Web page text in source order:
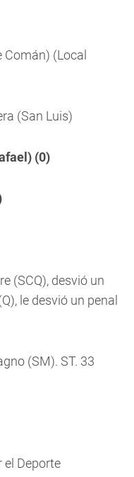
Comán) (Local
(San Luis)
(0)
(SCQ), desvió un
le desvió un penal
(SM). ST. 33
el Deporte